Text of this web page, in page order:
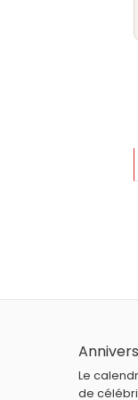
Le
de